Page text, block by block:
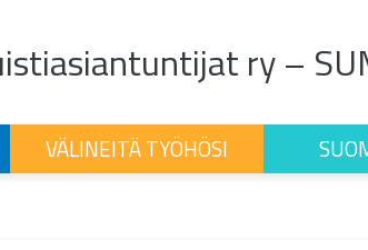
ry –
VÄLINEITÄ TYÖHÖSI